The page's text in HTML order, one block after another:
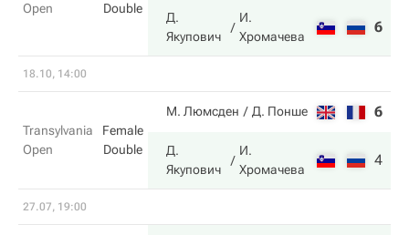
Open
Double
Д.
Якупович
И.
Хромачева
6
18.10, 14:00
Transylvania
Open
Female
Double
М. Люмсден Д. Понше 6
Д.
Якупович
И.
Хромачева
4
27.07, 19:00